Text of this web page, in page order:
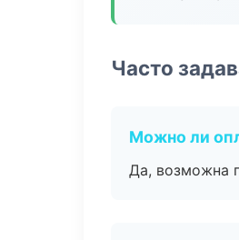
Часто
Можно ли
Да, возможна